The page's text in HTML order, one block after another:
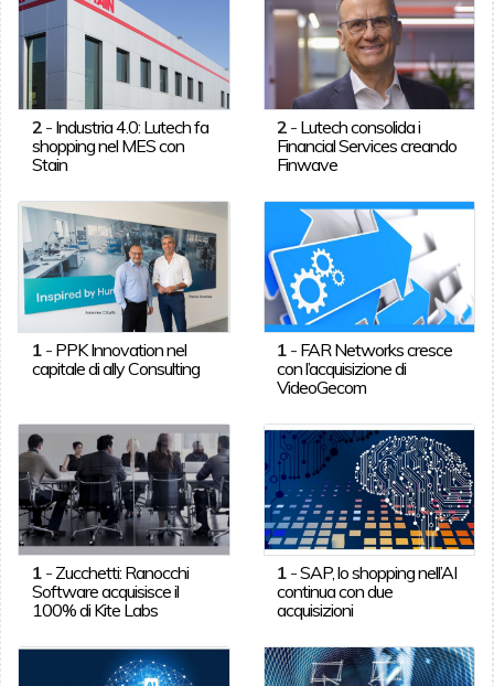
2- Industria 4.0: Lutech fa
shopping nel MES con
Stain
2 - Lutech consolida i
Financial Services creando
Finwave
1- PPK Innovation nel
capitale di ally Consulting
1 - FAR Networks cresce
con l’acquisizione di
VideoGecom
1- Zucchetti: Ranocchi
Software acquisisce il
100% di Kite Labs
1 -SAP, lo shopping nell’AI
continua con due
acquisizioni